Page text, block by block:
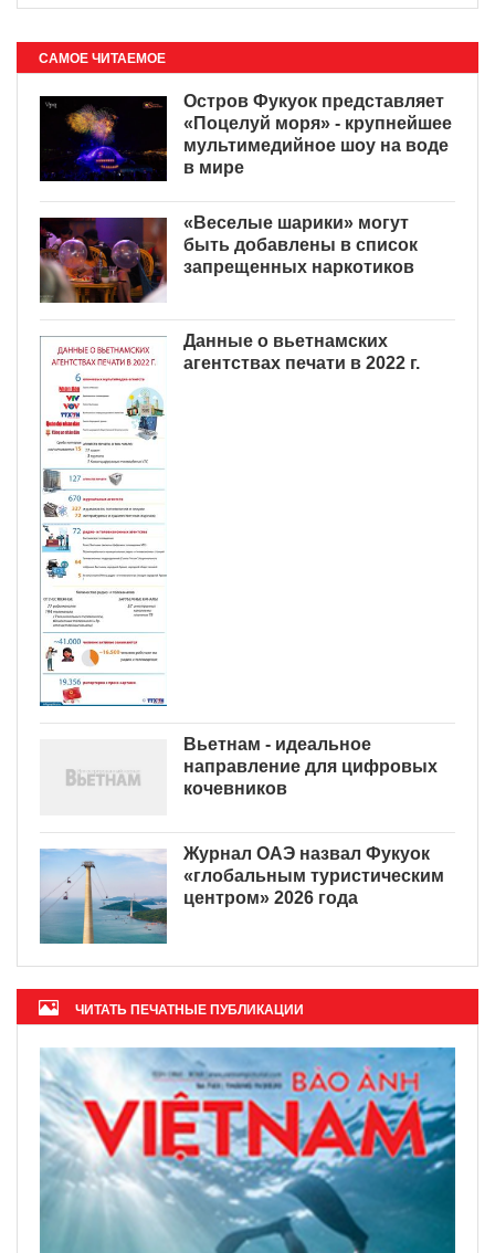
САМОЕ ЧИТАЕМОЕ
Остров Фукуок представляет
«Поцелуй моря» - крупнейшее
мультимедийное шоу на воде
в мире
«Веселые шарики» могут
быть добавлены в список
запрещенных наркотиков
Данные о вьетнамских
агентствах печати в 2022 г.
Вьетнам - идеальное
направление для цифровых
кочевников
Журнал ОАЭ назвал Фукуок
«глобальным туристическим
центром» 2026 года
ЧИТАТЬ ПЕЧАТНЫЕ ПУБЛИКАЦИИ